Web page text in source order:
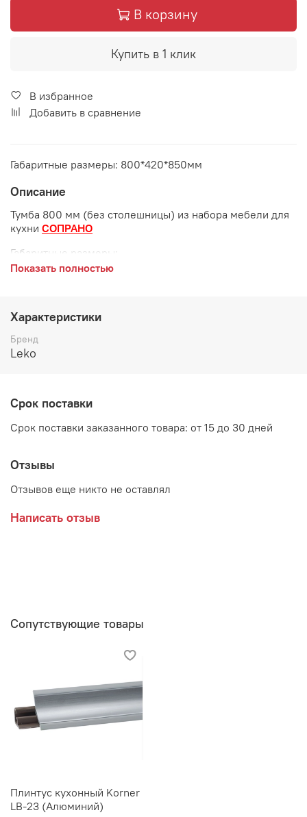
В корзину
Купить в 1 клик
В избранное
Добавить в сравнение
Габаритные размеры: 800*420*850мм
Описание
Тумба 800 мм (без столешницы) из набора мебели для
кухни СОПРАНО
Габаритные размеры:
высота 850 мм
Возможные рацветки фасада:
Рамбла, корпус - Белый
Дополнительно рекомендуется приобрести
Производитель:
Мебельная фабрика ЛЕКО
Показать полностью
Характеристики
Бренд
Leko
Срок поставки
Срок поставки заказанного товара: от 15 до 30 дней
Отзывы
Отзывов еще никто не оставлял
Написать отзыв
Сопутствующие товары
Плинтус кухонный Korner
LB-23 (Алюминий)